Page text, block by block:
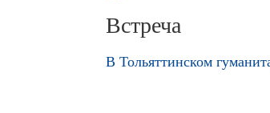
Встреча
В Тольяттинском